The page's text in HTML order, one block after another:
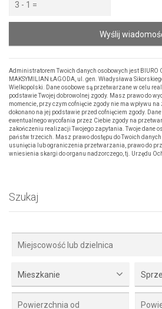
Wyślij
Administratorem Twoich danych osobowych jest BIURO
MAKSYMILIAN ŁAGODA, ul. gen. Władysława
Wielkopolski. Dane osobowe są przetwarzane w celu
podstawie Twojej dobrowolnej zgody. Masz prawo do
momencie, przy czym cofnięcie zgody nie ma wpływu
dokonano na jej podstawie przed cofnięciem zgody.
ewentualnego wycofania przez Ciebie zgody na
zakończeniu realizacji Twojego zapytania. Twoje dane
państw trzecich. Masz prawo dostępu do Twoich
usunięcia lub ograniczenia przetwarzania, prawo do
wniesienia skargi do organu nadzorczego, tj. Urzędu
Szukaj
Mieszkanie